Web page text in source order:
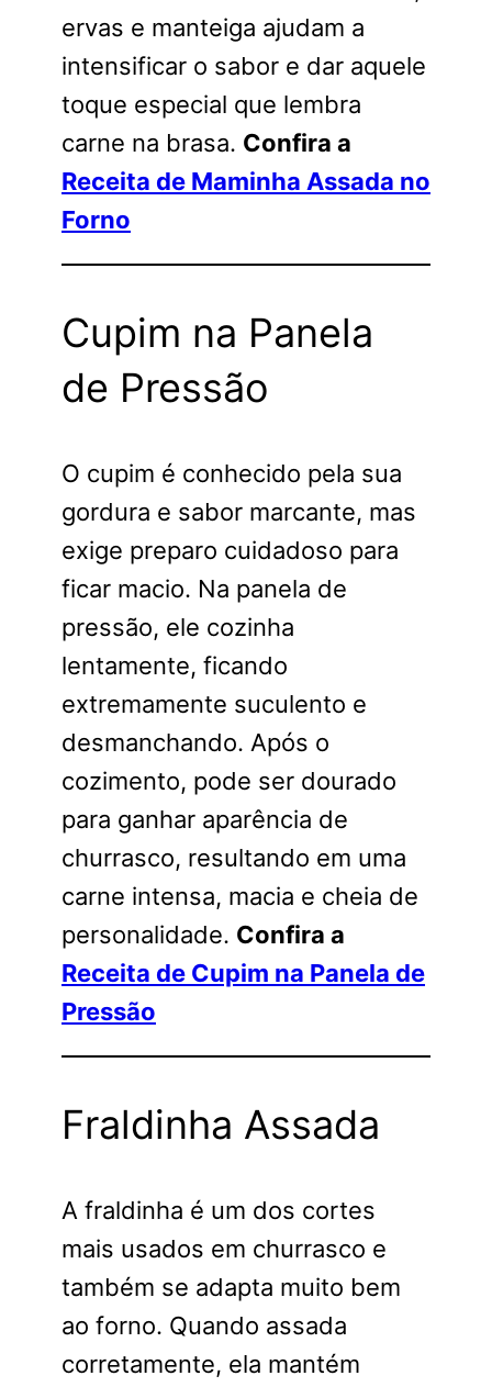
ervas e manteiga ajudam a
intensificar o sabor e dar aquele
toque especial que lembra
carne na brasa. Confira a
Receita de Maminha Assada no
Forno
Cupim na Panela
de Pressão
O cupim é conhecido pela sua
gordura e sabor marcante, mas
exige preparo cuidadoso para
ficar macio. Na panela de
pressão, ele cozinha
lentamente, ficando
extremamente suculento e
desmanchando. Após o
cozimento, pode ser dourado
para ganhar aparência de
churrasco, resultando em uma
carne intensa, macia e cheia de
personalidade. Confira a
Receita de Cupim na Panela de
Pressão
Fraldinha Assada
A fraldinha é um dos cortes
mais usados em churrasco e
também se adapta muito bem
ao forno. Quando assada
corretamente, ela mantém